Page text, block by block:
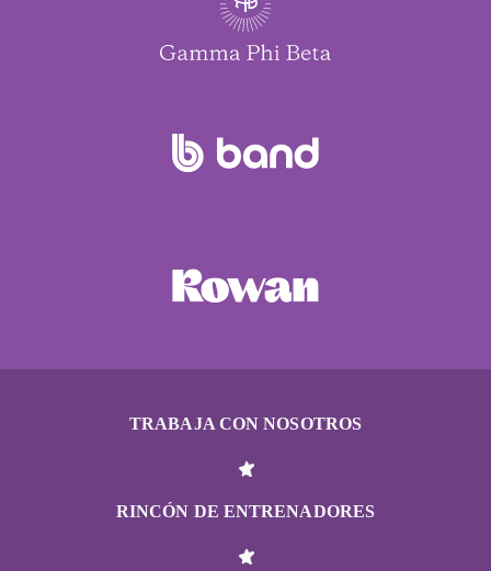
TRABAJA CON NOSOTROS
RINCÓN DE ENTRENADORES